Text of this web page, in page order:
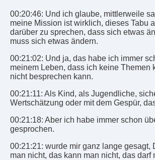
00:20:46: Und ich glaube, mittlerweile
meine Mission ist wirklich, dieses Tabu
darüber zu sprechen, dass sich etwas
muss sich etwas ändern.
00:21:02: Und ja, das habe ich immer
meinem Leben, dass ich keine Themen
nicht besprechen kann.
00:21:11: Als Kind, als Jugendliche,
Wertschätzung oder mit dem Gespür,
00:21:18: Aber ich habe immer schon
gesprochen.
00:21:21: wurde mir ganz lange gesagt,
man nicht, das kann man nicht, das darf